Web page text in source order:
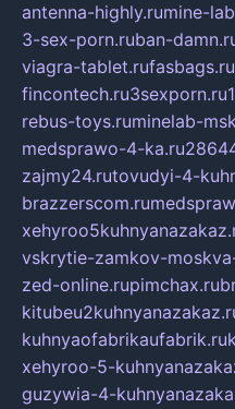
antenna-highly.rumine-
3-sex-porn.ruban-
viagra-tablet.rufasbags.ru
fincontech.ru3sexporn.ru
rebus-toys.ruminelab-
medsprawo-4-ka.ru
zajmy24.rutovudyi-4-
brazzerscom.ru
vskrytie-zamkov-
zed-online.rupimchax.ru
kuhnyaofabrikaufabrik.ru
xehyroo-5-
guzywia-4-